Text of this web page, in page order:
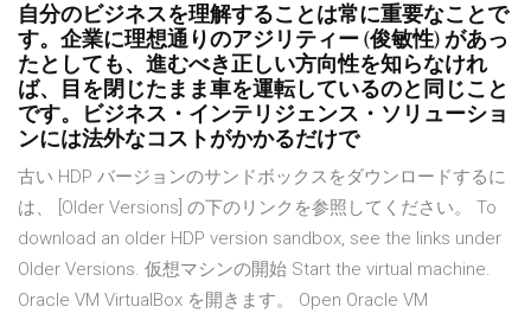
自分のビジネスを理解することは常に重要なことで
す。企業に理想通りのアジリティー (俊敏性) があっ
たとしても、進むべき正しい方向性を知らなけれ
ば、目を閉じたまま車を運転しているのと同じこと
です。ビジネス・インテリジェンス・ソリューショ
ンには法外なコストがかかるだけで
古い HDP バージョンのサンドボックスをダウンロードするに
は、 [Older Versions] の下のリンクを参照してください。 To
download an older HDP version sandbox, see the links under
Older Versions. 仮想マシンの開始 Start the virtual machine.
Oracle VM VirtualBox を開きます。 Open Oracle VM